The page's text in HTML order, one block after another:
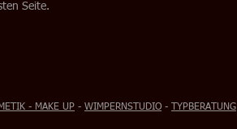
Seite.
- MAKE UP - WIMPERNSTUDIO - TYPBERATUNG